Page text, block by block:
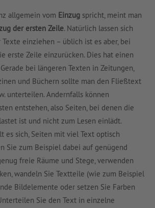
allgemein vom Einzug spricht, meint man
der ersten Zeile. Natürlich lassen sich
Texte einziehen – üblich ist es aber, bei
erste Zeile einzurücken. Dies hat einen
bei längeren Texten in Zeitungen,
und Büchern sollte man den Fließtext
unterteilen. Andernfalls können
entstehen, also Seiten, bei denen die
ist und nicht zum Lesen einlädt.
es sich, Seiten mit viel Text optisch
Sie zum Beispiel dabei auf genügend
freie Räume und Stege, verwenden
wandeln Sie Textteile (wie zum Beispiel
Bildelemente oder setzen Sie Farben
Sie den Text in einzelne